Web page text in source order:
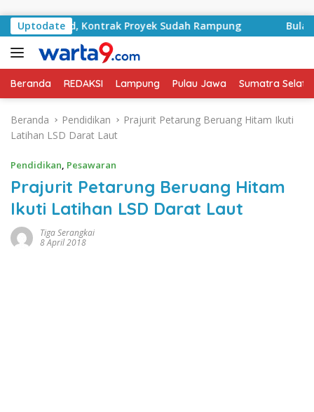
Uptodate
Basyid, Kontrak Proyek Sudah Rampung Bulan
Beranda REDAKSI Lampung Pulau Jawa Sumatra
Beranda Pendidikan
Prajurit Petarung Beruang Hitam Ikuti
Latihan LSD Darat Laut
Pendidikan, Pesawaran
Prajurit Petarung Beruang Hitam
Ikuti Latihan LSD Darat Laut
Tiga Serangkai
8 April 2018